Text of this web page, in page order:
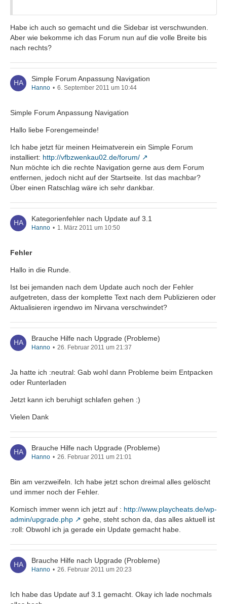
Habe ich auch so gemacht und die Sidebar ist verschwunden.
Aber wie bekomme ich das Forum nun auf die volle Breite bis
nach rechts?
Simple Forum Anpassung Navigation
Hanno 6. September 2011 um 10:44
Simple Forum Anpassung Navigation
Hallo liebe Forengemeinde!
Ich habe jetzt für meinen Heimatverein ein Simple Forum
installiert: http://vfbzwenkau02.de/forum/
Nun möchte ich die rechte Navigation gerne aus dem Forum
entfernen, jedoch nicht auf der Startseite. Ist das machbar?
Über einen Ratschlag wäre ich sehr dankbar.
Kategorienfehler nach Update auf 3.1
Hanno 1. März 2011 um 10:50
Fehler
Hallo in die Runde.
Ist bei jemanden nach dem Update auch noch der Fehler
aufgetreten, dass der komplette Text nach dem Publizieren oder
Aktualisieren irgendwo im Nirvana verschwindet?
Brauche Hilfe nach Upgrade (Probleme)
Hanno 26. Februar 2011 um 21:37
Ja hatte ich :neutral: Gab wohl dann Probleme beim Entpacken
oder Runterladen
Jetzt kann ich beruhigt schlafen gehen :)
Vielen Dank
Brauche Hilfe nach Upgrade (Probleme)
Hanno 26. Februar 2011 um 21:01
Bin am verzweifeln. Ich habe jetzt schon dreimal alles gelöscht
und immer noch der Fehler.
Komisch immer wenn ich jetzt auf : http://www.playcheats.de/wp-
admin/upgrade.php
gehe, steht schon da, das alles aktuell ist
:roll: Obwohl ich ja gerade ein Update gemacht habe.
Brauche Hilfe nach Upgrade (Probleme)
Hanno 26. Februar 2011 um 20:23
Ich habe das Update auf 3.1 gemacht. Okay ich lade nochmals